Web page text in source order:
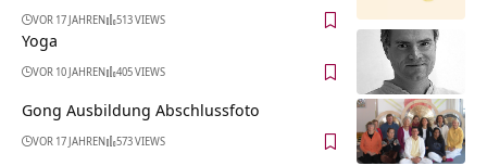
VOR 17 JAHREN 513 VIEWS
Yoga
VOR 10 JAHREN 405 VIEWS
Gong Ausbildung Abschlussfoto
VOR 17 JAHREN 573 VIEWS